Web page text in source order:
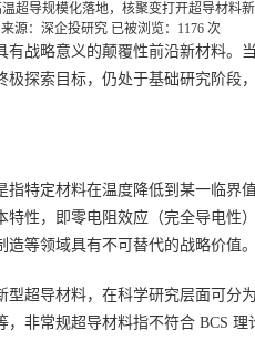
超导规模化落地，核聚变打开超导材料
来源：深企投研究 已被浏览：1176 次
有战略意义的颠覆性前沿新材料。
极探索目标，仍处于基础研究阶段
指特定材料在温度降低到某一临界
特性，即零电阻效应（完全导电性
造等领域具有不可替代的战略价值。
型超导材料，在科学研究层面可分
，非常规超导材料指不符合 BCS